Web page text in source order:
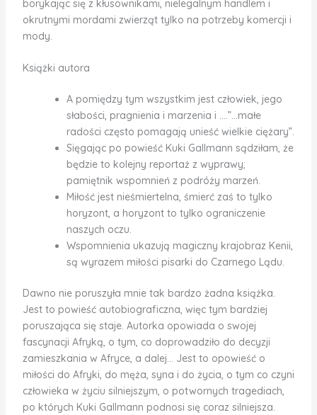
borykając się z kłusownikami, nielegalnym handlem i
okrutnymi mordami zwierząt tylko na potrzeby komercji i
mody.
Książki autora
A pomiędzy tym wszystkim jest człowiek, jego
słabości, pragnienia i marzenia i ….”…małe
radości często pomagają unieść wielkie ciężary”.
Sięgając po powieść Kuki Gallmann sądziłam, że
będzie to kolejny reportaż z wyprawy;
pamiętnik wspomnień z podróży marzeń.
Miłość jest nieśmiertelna, śmierć zaś to tylko
horyzont, a horyzont to tylko ograniczenie
naszych oczu.
Wspomnienia ukazują magiczny krajobraz Kenii,
są wyrazem miłości pisarki do Czarnego Lądu.
Dawno nie poruszyła mnie tak bardzo żadna książka.
Jest to powieść autobiograficzna, więc tym bardziej
poruszająca się staje. Autorka opowiada o swojej
fascynacji Afryką, o tym, co doprowadziło do decyzji
zamieszkania w Afryce, a dalej… Jest to opowieść o
miłości do Afryki, do męża, syna i do życia, o tym co czyni
człowieka w życiu silniejszym, o potwornych tragediach,
po których Kuki Gallmann podnosi się coraz silniejsza.